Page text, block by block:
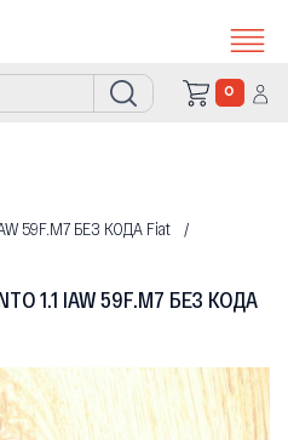
0
59F.M7 БЕЗ КОДА Fiat
1.1 IAW 59F.M7 БЕЗ КОДА